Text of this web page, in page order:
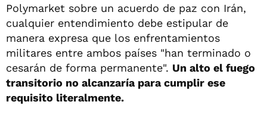
Polymarket sobre un acuerdo de paz con Irán,
cualquier entendimiento debe estipular de
manera expresa que los enfrentamientos
militares entre ambos países "han terminado o
cesarán de forma permanente". Un alto el fuego
transitorio no alcanzaría para cumplir ese
requisito literalmente.